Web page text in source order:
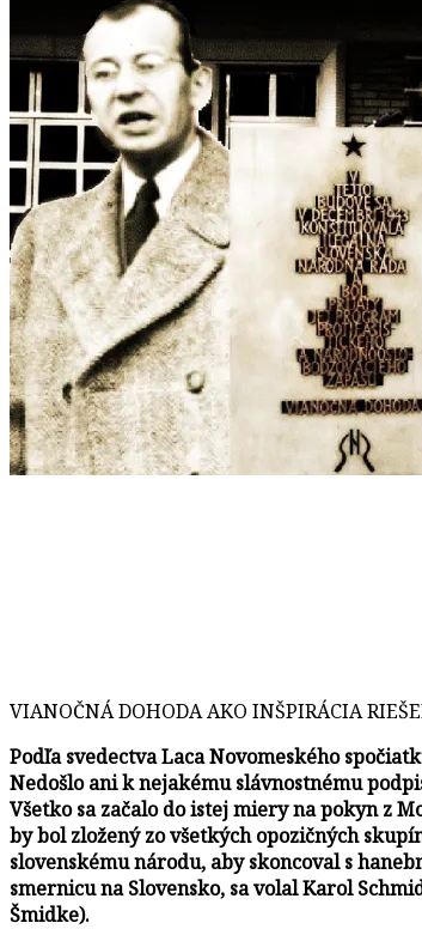
VIANOČNÁ DOHODA AKO INŠPIRÁCIA
Podľa svedectva Laca Novomeského
Nedošlo ani k nejakému slávnostnému
Všetko sa začalo do istej miery na pokyn z
by bol zložený zo všetkých opozičných
slovenskému národu, aby skoncoval s
smernicu na Slovensko, sa volal Karol
Šmidke).